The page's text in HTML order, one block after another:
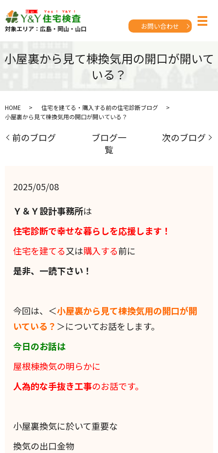
対象エリア：広島・岡山・山口 お問い合わせ
小屋裏から見て棟換気用の開口が開いて
いる？
HOME
住宅を建てる・購入する前の住宅診断ブログ
小屋裏から見て棟換気用の開口が開いている？
前のブログ
ブログ一
覧
次のブログ
2025/05/08
Ｙ＆Ｙ設計事務所は
住宅診断で幸せな暮らしを応援します！
住宅を建てる又は購入する前に
是非、一読下さい！
今回は、＜小屋裏から見て棟換気用の開口が開
いている？ ＞についてお話をします。
今日のお話は
屋根棟換気の明らかに
人為的な手抜き工事のお話です。
小屋裏換気に於いて重要な
換気の出口金物